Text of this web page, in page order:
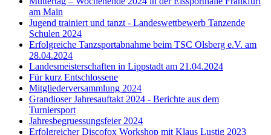
am Main
Jugend trainiert und tanzt - Landeswettbewerb Tanzende
Schulen 2024
Erfolgreiche Tanzsportabnahme beim TSC Olsberg e.V. am
28.04.2024
Landesmeisterschaften in Lippstadt am 21.04.2024
Für kurz Entschlossene
Mitgliederversammlung 2024
Grandioser Jahresauftakt 2024 - Berichte aus dem
Turniersport
Jahresbegruessungsfeier 2024
Erfolgreicher Discofox Workshop mit Klaus Lustig 2023